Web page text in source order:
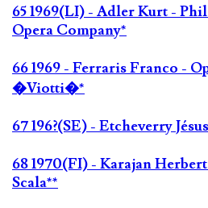
65 1969(LI) - Adler Kurt -
Opera Company*
66 1969 - Ferraris Franco -
�Viotti�*
67 196?(SE) - Etcheverry
68 1970(FI) - Karajan
Scala**